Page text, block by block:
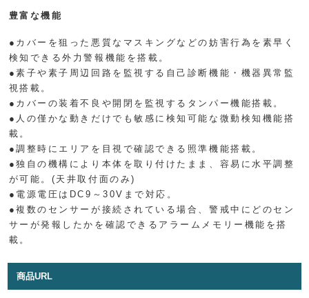
豊富な機能
●カバーを狙った悪質なマスキングなどの妨害行為を素早く
検知できる外力警報機能を搭載。
●素子や素子周辺回路を監視する自己診断機能・機器異常監
視搭載。
●カバーの装着不良や開閉を監視するタンパー機能搭載。
●人の僅かな動きだけでも敏感に検知可能な微動検知機能搭
載。
●調整時にエリアを目視で確認できる照準機能搭載。
●独自の機構により本体を取り付けたまま、容易に水平調整
が可能。(天井取付面のみ)
●電源電圧はDC9～30Vまで対応。
●複数のセンサーが接続されている場合、警戒中にどのセン
サーが発報したかを確認できるアラームメモリー機能を搭
載。
商品URL